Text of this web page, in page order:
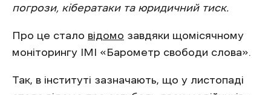
погрози, кібератаки та юридичний тиск.
Про це стало відомо завдяки щомісячному
моніторингу ІМІ «‎Барометр свободи слова».
Так, в інституті зазначають, що у листопаді